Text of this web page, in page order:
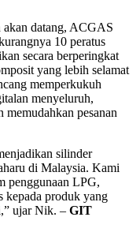
akan datang, ACGAS
10 peratus
secara berperingkat
yang lebih selamat
memperkukuh
menyeluruh,
memudahkan pesanan
silinder
di Malaysia. Kami
penggunaan LPG,
kepada produk yang
ujar Nik. – GIT